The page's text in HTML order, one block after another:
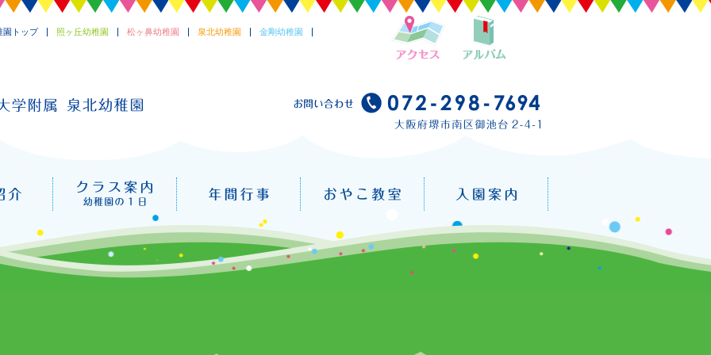
園トップ 照ヶ丘幼稚園 松ヶ鼻幼稚園 泉北幼稚園 金剛幼稚園